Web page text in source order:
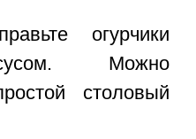
огурчики
Можно
столовый